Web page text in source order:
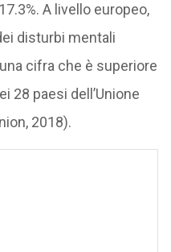
A livello europeo,
disturbi mentali
cifra che è superiore
28 paesi dell’Unione
2018).